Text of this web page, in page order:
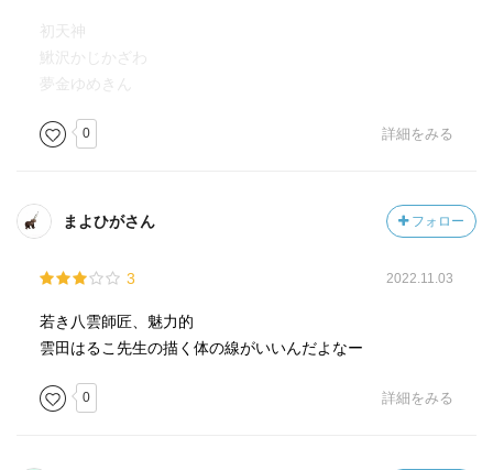
初天神
鰍沢かじかざわ
夢金ゆめきん
0 詳細をみる
まよひがさん フォロー
3 2022.11.03
若き八雲師匠、魅力的
雲田はるこ先生の描く体の線がいいんだよなー
0 詳細をみる